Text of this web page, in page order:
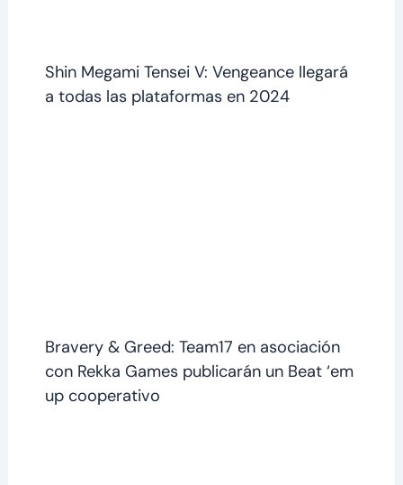
Shin Megami Tensei V: Vengeance llegará
a todas las plataformas en 2024
Bravery & Greed: Team17 en asociación
con Rekka Games publicarán un Beat ‘em
up cooperativo